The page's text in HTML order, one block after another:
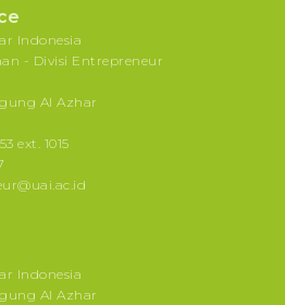
Indonesia
- Divisi Entrepreneur
Al Azhar
ext. 1015
Indonesia
Al Azhar